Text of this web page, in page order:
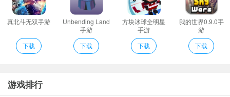
真北斗无双手游
下载
Unbending Land
手游
下载
方块冰球全明星
手游
下载
我的世界0.9.0手
游
下载
游戏排行